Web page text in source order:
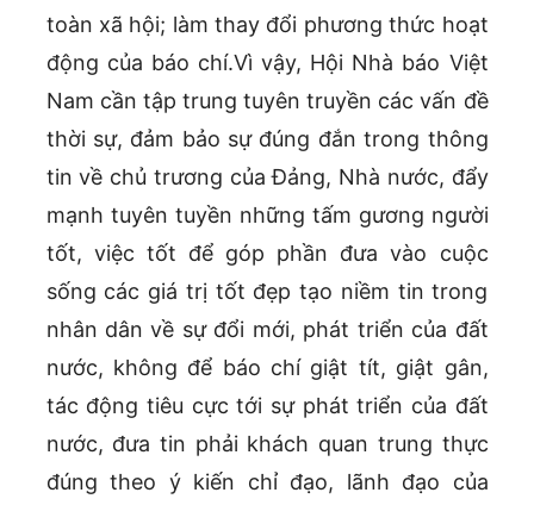
toàn xã hội; làm thay đổi phương thức hoạt
động của báo chí.Vì vậy, Hội Nhà báo Việt
Nam cần tập trung tuyên truyền các vấn đề
thời sự, đảm bảo sự đúng đắn trong thông
tin về chủ trương của Đảng, Nhà nước, đẩy
mạnh tuyên tuyền những tấm gương người
tốt, việc tốt để góp phần đưa vào cuộc
sống các giá trị tốt đẹp tạo niềm tin trong
nhân dân về sự đổi mới, phát triển của đất
nước, không để báo chí giật tít, giật gân,
tác động tiêu cực tới sự phát triển của đất
nước, đưa tin phải khách quan trung thực
đúng theo ý kiến chỉ đạo, lãnh đạo của